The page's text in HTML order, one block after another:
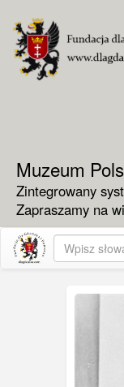
Muzeum
Zintegrowany
Zapraszamy na